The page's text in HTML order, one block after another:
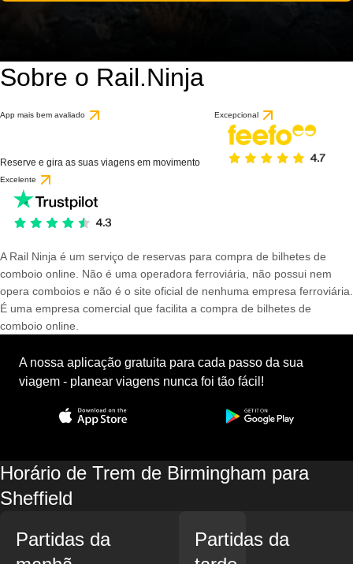
Sobre o Rail.Ninja
App mais bem avaliado
Reserve e gira as suas viagens em movimento
Excepcional
Excelente
A Rail Ninja é um serviço de reservas para compra de bilhetes de
comboio online. Não é uma operadora ferroviária, não possui nem
opera comboios e não é o site oficial de nenhuma empresa ferroviária.
É uma empresa comercial que facilita a compra de bilhetes de
comboio online.
A nossa aplicação gratuita para cada passo da sua
viagem - planear viagens nunca foi tão fácil!
Horário de Trem de Birmingham para
Sheffield
Partidas da
Partidas da